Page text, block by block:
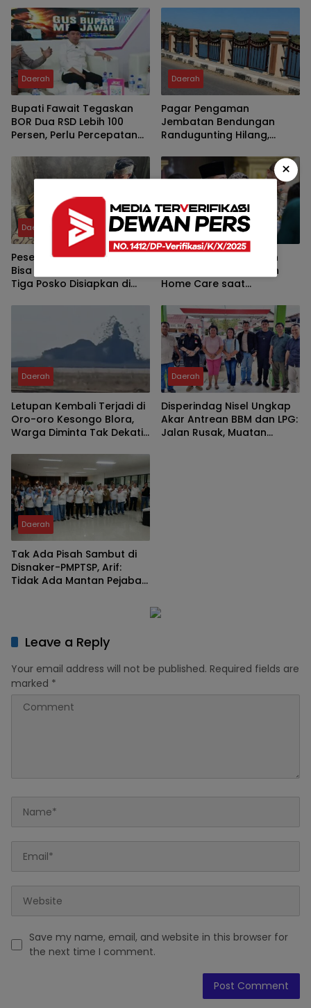
Daerah
Bupati Fawait Tegaskan
BOR Dua RSD Lebih 100
Persen, Perlu Percepatan
Tidur Pasien
Daerah
Pagar Pengaman
Jembatan Bendungan
Randugunting Hilang,
Membahayakan
Daerah
Peserta Muktamar NU 2026
Bisa Nikmati Pijat Gratis,
Tiga Posko Disiapkan di
Daerah
Bupati Fawait Ingatkan
Home Care saat
Daerah
Letupan Kembali Terjadi di
Oro-oro Kesongo Blora,
Warga Diminta Tak Dekati
Daerah
Disperindag Nisel Ungkap
Akar Antrean BBM dan LPG:
Jalan Rusak, Muatan
Daerah
Tak Ada Pisah Sambut di
Disnaker-PMPTSP, Arif:
Tidak Ada Mantan Pejabat,
Leave a Reply
Your email address will not be published. Required fields are
marked *
Save my name, email, and website in this browser for
the next time I comment.
×